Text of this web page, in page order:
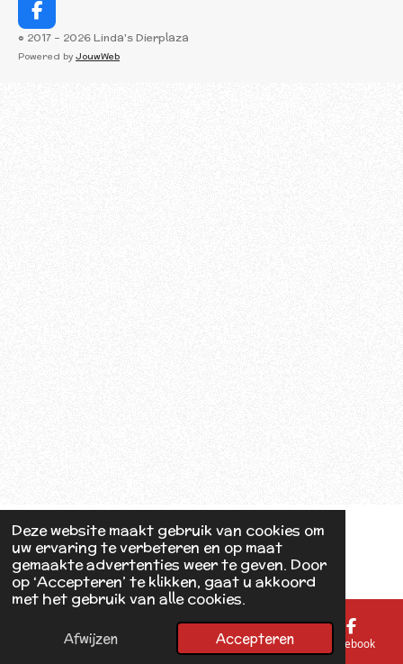
Deze website maakt gebruik van cookies om
uw ervaring te verbeteren en op maat
gemaakte advertenties weer te geven. Door
op ‘Accepteren’ te klikken, gaat u akkoord
met het gebruik van alle cookies.
Afwijzen Accepteren
F
a
c
© 2017 - 2026 Linda's Dierplaza
Powered by JouwWeb
E-mailadres Kaart Facebook